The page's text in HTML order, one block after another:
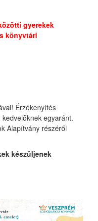
gyerekek
könyvtári
Érzékenyítés
egyaránt.
Alapítvány részéről
készüljenek